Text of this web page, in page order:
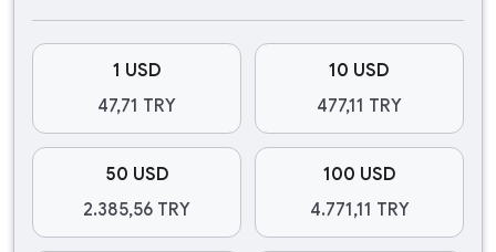
1 USD
47,71 TRY
10 USD
477,11 TRY
50 USD
2.385,56 TRY
100 USD
4.771,11 TRY